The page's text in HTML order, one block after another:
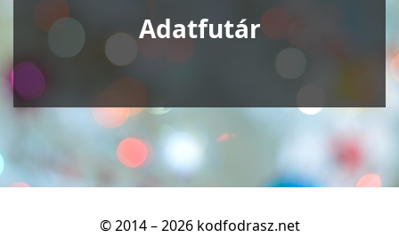
Adatfutár
© 2014 – 2026 kodfodrasz.net